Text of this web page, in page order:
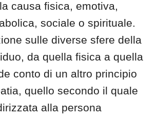
causa fisica, emotiva,
sociale o spirituale.
sulle diverse sfere della
da quella fisica a quella
conto di un altro principio
quello secondo il quale
alla persona